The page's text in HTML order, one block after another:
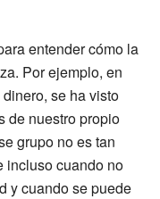
entender cómo la
Por ejemplo, en
se ha visto
de nuestro propio
grupo no es tan
incluso cuando no
y cuando se puede